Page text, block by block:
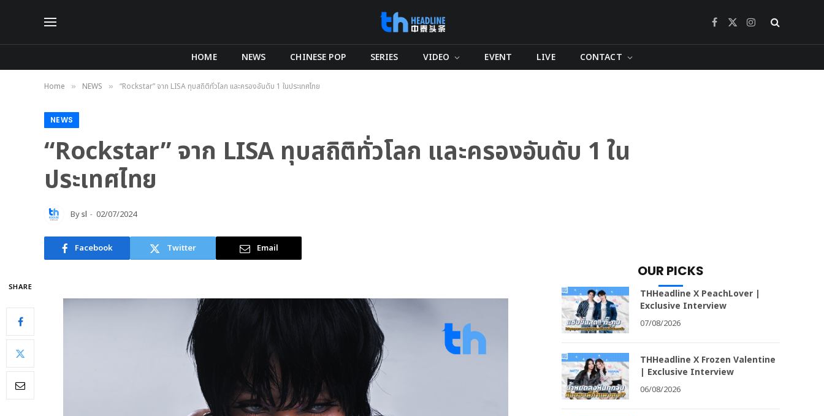
Facebook
X
Instagram
HOME NEWS CHINESE POP SERIES VIDEO EVENT LIVE CONTACT
Home » NEWS » “Rockstar” จาก LISA ทุบสถิติทั่วโลก และครองอันดับ 1 ในประเทศไทย
NEWS
“Rockstar” จาก LISA ทุบสถิติทั่วโลก และครองอันดับ 1 ใน
ประเทศไทย
Bysl 02/07/2024
Facebook Twitter Email
SHARE
OUR PICKS
THHeadline X PeachLover |
Exclusive Interview
07/08/2026
THHeadline X Frozen Valentine
| Exclusive Interview
06/08/2026